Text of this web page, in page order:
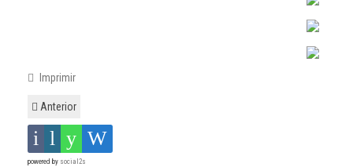
Imprimir
Anterior
powered by social2s